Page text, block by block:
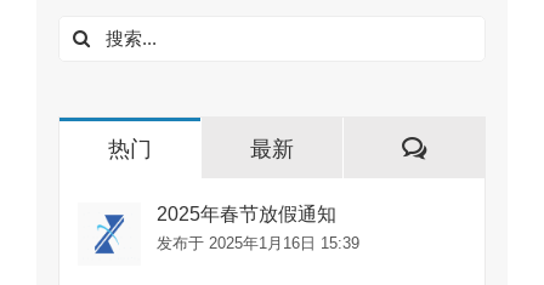
搜
热门 最新
评
2025年春节放假通知
发布于 2025年1月16日 15:39